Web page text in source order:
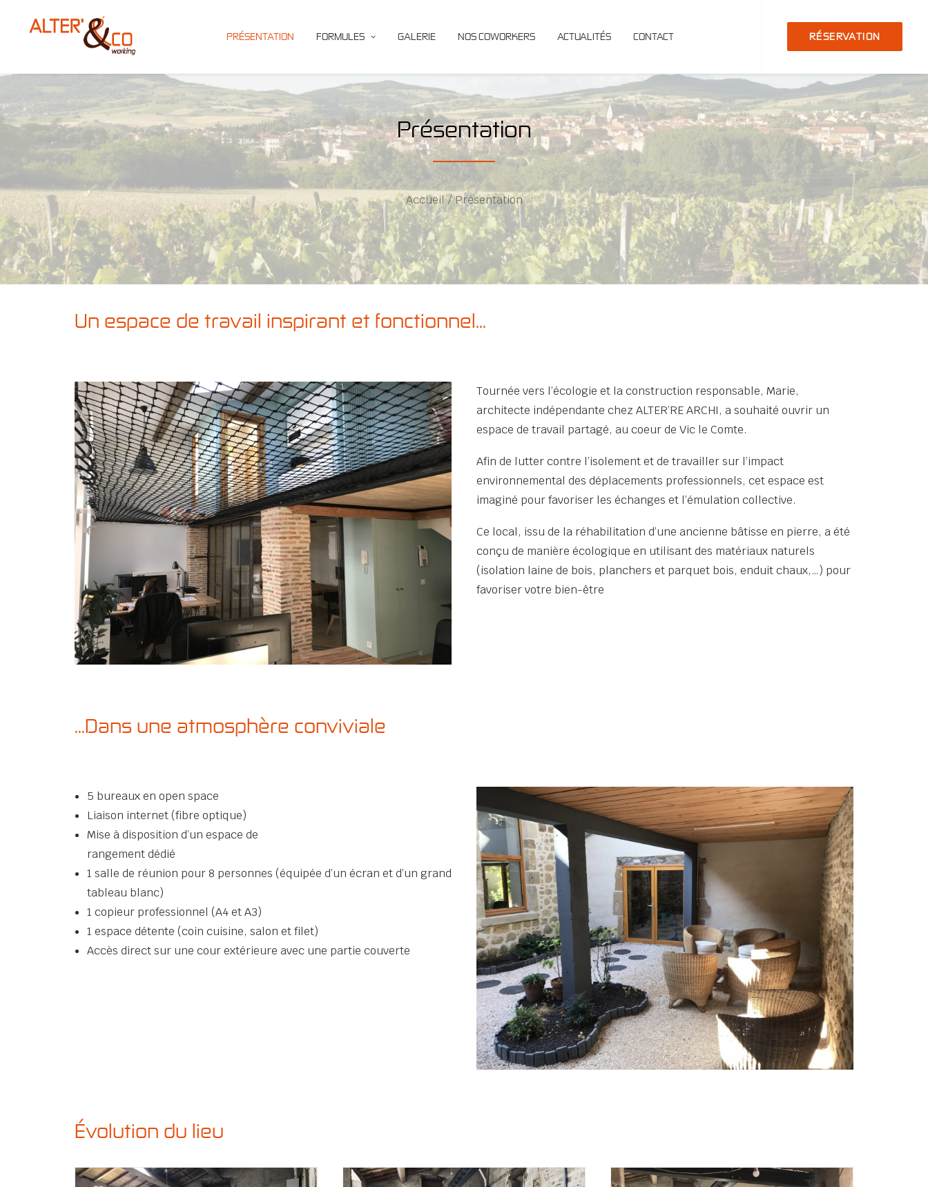
PRÉSENTATION FORMULES GALERIE NOS COWORKERS ACTUALITÉS CONTACT RÉSERVATION
Présentation
Accueil Présentation
Un espace de travail inspirant et fonctionnel...
Tournée vers l’écologie et la construction responsable, Marie,
architecte indépendante chez ALTER’RE ARCHI, a souhaité ouvrir un
espace de travail partagé, au coeur de Vic le Comte.
Afin de lutter contre l’isolement et de travailler sur l’impact
environnemental des déplacements professionnels, cet espace est
imaginé pour favoriser les échanges et l’émulation collective.
Ce local, issu de la réhabilitation d’une ancienne bâtisse en pierre, a été
conçu de manière écologique en utilisant des matériaux naturels
(isolation laine de bois, planchers et parquet bois, enduit chaux,…) pour
favoriser votre bien-être
...Dans une atmosphère conviviale
5 bureaux en open space
Liaison internet (fibre optique)
Mise à disposition d’un espace de
rangement dédié
1 salle de réunion pour 8 personnes (équipée d’un écran et d’un grand
tableau blanc)
1 copieur professionnel (A4 et A3)
1 espace détente (coin cuisine, salon et filet)
Accès direct sur une cour extérieure avec une partie couverte
Évolution du lieu